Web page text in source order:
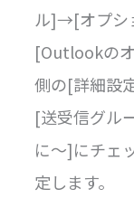
ル]→[オプシ
[Outlookの
側の[詳細設
[送受信グル
に〜]にチェ
定します。